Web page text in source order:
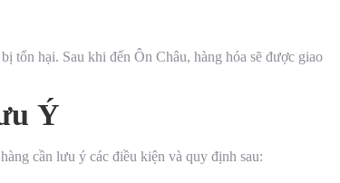
tổn hại. Sau khi đến Ôn Châu, hàng hóa sẽ được giao
Ý
cần lưu ý các điều kiện và quy định sau: